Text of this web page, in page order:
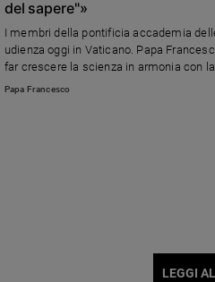
del sapere"»
I membri della pontificia accademia
udienza oggi in Vaticano. Papa
far crescere la scienza in armonia con
popoli e la luce della trascendenza
Papa Francesco
LEGGI